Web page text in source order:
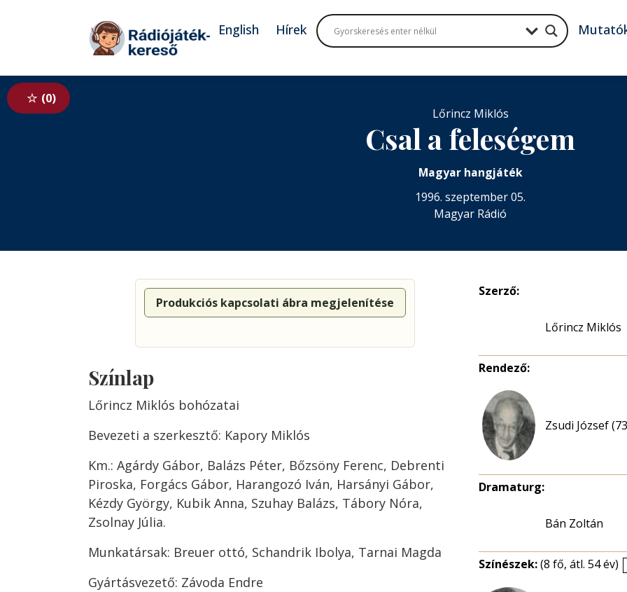
Tovább a tartalomhoz
English Hírek
0
Lőrincz Miklós
Csal a feleségem
Magyar hangjáték
1996. szeptember 05.
Magyar Rádió
Produkciós kapcsolati ábra megjelenítése
Színlap
Lőrincz Miklós bohózatai
Bevezeti a szerkesztő: Kapory Miklós
Km.: Agárdy Gábor, Balázs Péter, Bőzsöny Ferenc, Debrenti
Piroska, Forgács Gábor, Harangozó Iván, Harsányi Gábor,
Kézdy György, Kubik Anna, Szuhay Balázs, Tábory Nóra,
Zsolnay Júlia.
Munkatársak: Breuer ottó, Schandrik Ibolya, Tarnai Magda
Gyártásvezető: Závoda Endre
Szerző:
Lőrincz Miklós
Rendező:
Zsudi József
Dramaturg:
Bán Zoltán
Színészek:(8 fő, átl. 54 év)